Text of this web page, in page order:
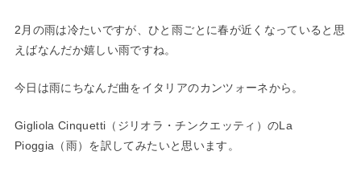
2月の雨は冷たいですが、ひと雨ごとに春が近くなっていると思
えばなんだか嬉しい雨ですね。
今日は雨にちなんだ曲をイタリアのカンツォーネから。
Gigliola Cinquetti（ジリオラ・チンクエッティ）のLa
Pioggia（雨）を訳してみたいと思います。